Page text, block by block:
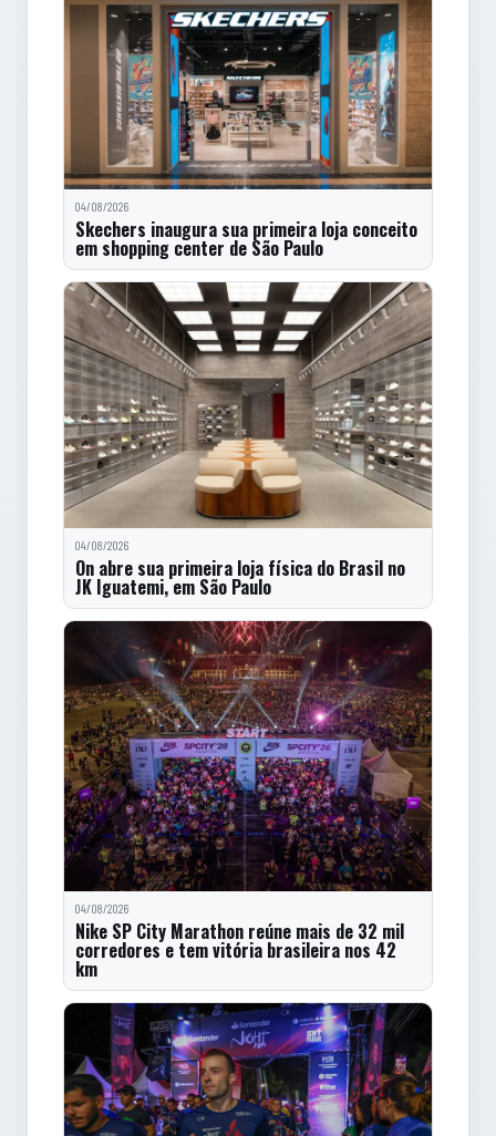
04/08/2026
Skechers inaugura sua primeira loja conceito
em shopping center de São Paulo
04/08/2026
On abre sua primeira loja física do Brasil no
JK Iguatemi, em São Paulo
04/08/2026
Nike SP City Marathon reúne mais de 32 mil
corredores e tem vitória brasileira nos 42
km